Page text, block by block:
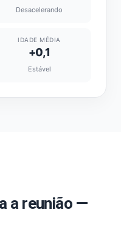
Desacelerando
IDADE MÉDIA
+0,1
Estável
a reunião —